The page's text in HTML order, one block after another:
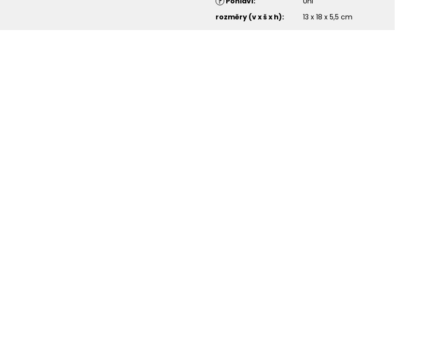
rozměry (v x š x h): 13 x 18 x 5,5 cm